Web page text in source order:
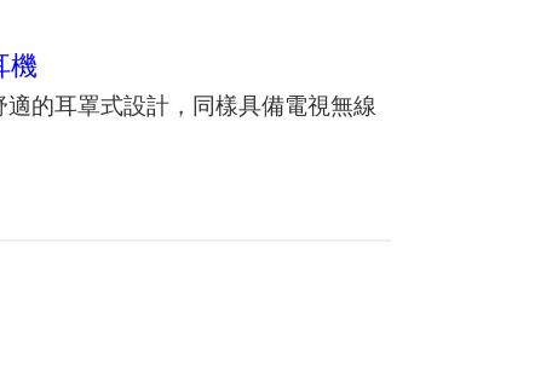
機
的耳罩式設計，同樣具備電視無線